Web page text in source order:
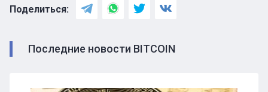
Поделиться:
Последние новости BITCOIN